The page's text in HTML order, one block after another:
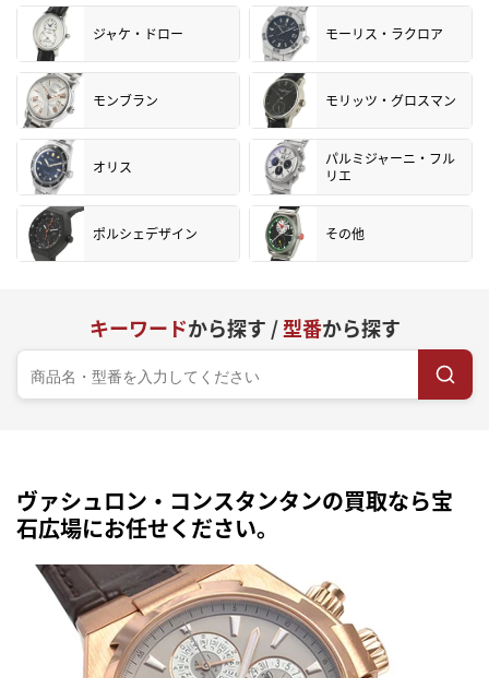
ジャケ・ドロー モーリス・ラクロア
モンブラン モリッツ・グロスマン
オリス
パルミジャーニ・フル
リエ
ポルシェデザイン その他
キーワードから探す /型番から探す
ヴァシュロン・コンスタンタンの買取なら宝
石広場にお任せください。